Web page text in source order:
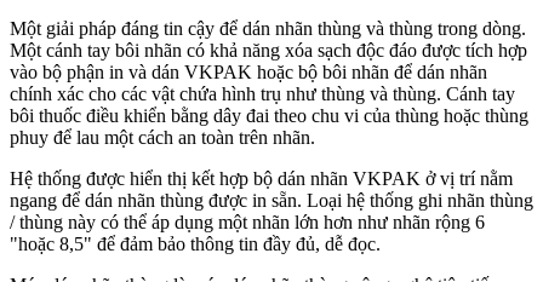
Một giải pháp đáng tin cậy để dán nhãn thùng và thùng trong dòng.
Một cánh tay bôi nhãn có khả năng xóa sạch độc đáo được tích hợp
vào bộ phận in và dán VKPAK hoặc bộ bôi nhãn để dán nhãn
chính xác cho các vật chứa hình trụ như thùng và thùng. Cánh tay
bôi thuốc điều khiển bằng dây đai theo chu vi của thùng hoặc thùng
phuy để lau một cách an toàn trên nhãn.
Hệ thống được hiển thị kết hợp bộ dán nhãn VKPAK ở vị trí nằm
ngang để dán nhãn thùng được in sẵn. Loại hệ thống ghi nhãn thùng
/ thùng này có thể áp dụng một nhãn lớn hơn như nhãn rộng 6
"hoặc 8,5" để đảm bảo thông tin đầy đủ, dễ đọc.